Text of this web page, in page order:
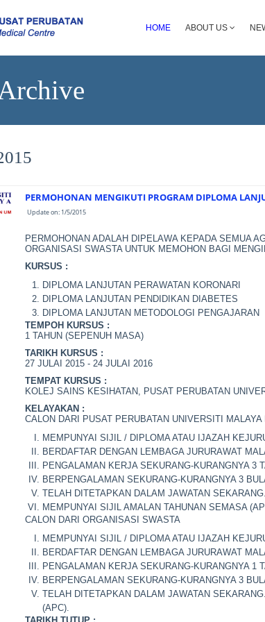
HOME ABOUT US
PERMOHONAN MENGIKUTI PROGRAM DIPLOMA
Update on: 1/5/2015
PERMOHONAN ADALAH DIPELAWA KEPADA SEMUA
ORGANISASI SWASTA UNTUK MEMOHON BAGI
KURSUS :
DIPLOMA LANJUTAN PERAWATAN KORONARI
DIPLOMA LANJUTAN PENDIDIKAN DIABETES
DIPLOMA LANJUTAN METODOLOGI PENGAJARAN
TEMPOH KURSUS :
1 TAHUN (SEPENUH MASA)
TARIKH KURSUS :
27 JULAI 2015 - 24 JULAI 2016
TEMPAT KURSUS :
KOLEJ SAINS KESIHATAN, PUSAT PERUBATAN
KELAYAKAN :
CALON DARI PUSAT PERUBATAN UNIVERSITI
MEMPUNYAI SIJIL / DIPLOMA ATAU IJAZAH
BERDAFTAR DENGAN LEMBAGA JURURAWAT
PENGALAMAN KERJA SEKURANG-KURANGNYA 3
BERPENGALAMAN SEKURANG-KURANGNYA 3
TELAH DITETAPKAN DALAM JAWATAN SEKARANG.
MEMPUNYAI SIJIL AMALAN TAHUNAN SEMASA
CALON DARI ORGANISASI SWASTA
MEMPUNYAI SIJIL / DIPLOMA ATAU IJAZAH
BERDAFTAR DENGAN LEMBAGA JURURAWAT
PENGALAMAN KERJA SEKURANG-KURANGNYA 1
BERPENGALAMAN SEKURANG-KURANGNYA 3
TELAH DITETAPKAN DALAM JAWATAN
(APC).